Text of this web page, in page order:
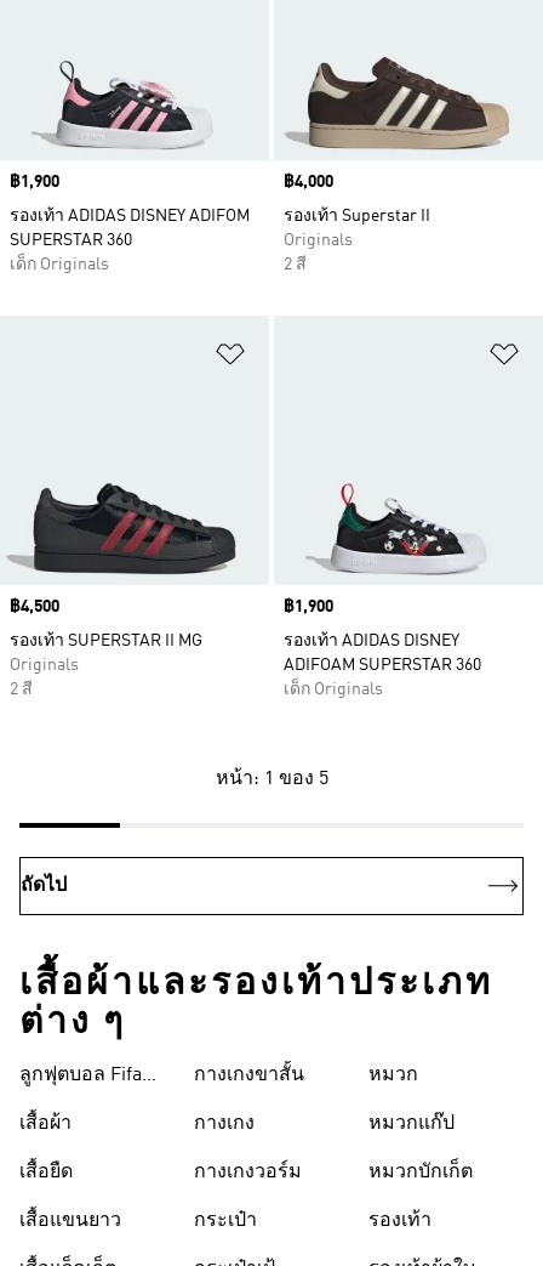
Price
฿1,900
รองเท้า ADIDAS DISNEY ADIFOM
SUPERSTAR 360
เด็ก Originals
Price
฿4,000
รองเท้า Superstar II
Originals
2 สี
Price
฿4,500
รองเท้า SUPERSTAR II MG
Originals
2 สี
Price
฿1,900
รองเท้า ADIDAS DISNEY
ADIFOAM SUPERSTAR 360
เด็ก Originals
หน้า: 1 ของ 5
ถัดไป
เสื้อผ้าและรองเท้าประเภท
ต่าง ๆ
ลูกฟุตบอล Fifa
เสื้อผ้า
เสื้อยืด
เสื้อแขนยาว
กางเกงขาสั้น
กางเกง
กางเกงวอร์ม
กระเป๋า
หมวก
หมวกแก๊ป
หมวกบักเก็ต
รองเท้า